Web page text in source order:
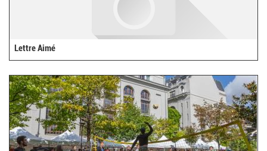
Lettre Aimé